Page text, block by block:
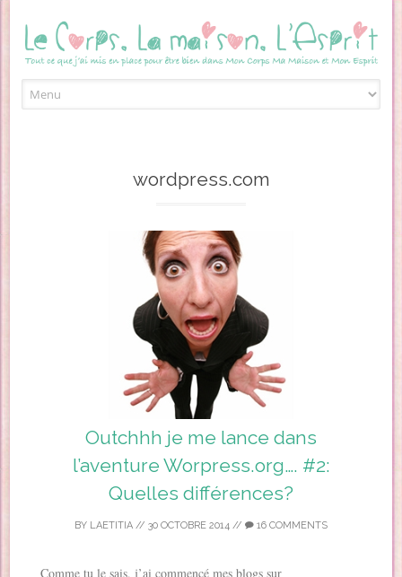
wordpress.com
Outchhh je me lance dans
l’aventure Worpress.org…. #2:
Quelles différences?
BY LAETITIA // 30 OCTOBRE 2014 // 16 COMMENTS
Comme tu le sais, j’ai commencé mes blogs sur